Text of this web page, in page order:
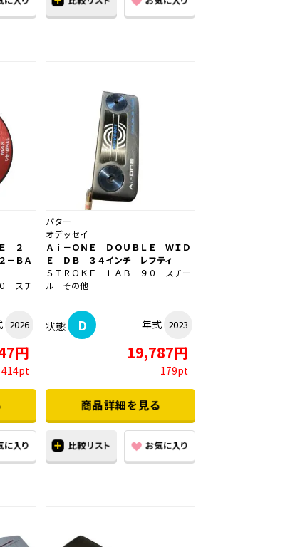
Ｅ ２
－ＢＡ
スチ
2026
円
414pt
パター
オデッセイ
Ａｉ－ＯＮＥ ＤＯＵＢＬＥ ＷＩＤ
Ｅ ＤＢ ３４インチ レフティ
ＳＴＲＯＫＥ ＬＡＢ ９０ スチー
ル その他
状態 D 年式 2023
19,787円
179pt